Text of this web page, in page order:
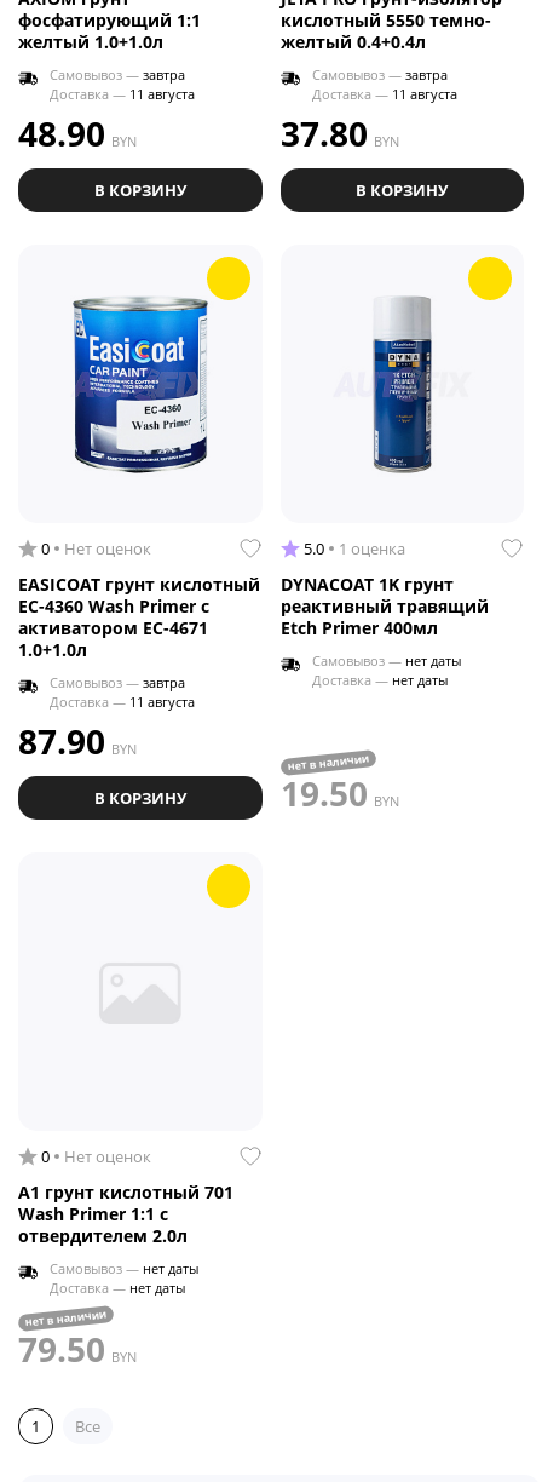
фосфатирующий 1:1
желтый 1.0+1.0л
Самовывоз — завтра
Доставка — 11 августа
48.90 BYN
В КОРЗИНУ
кислотный 5550 темно-
желтый 0.4+0.4л
Самовывоз — завтра
Доставка — 11 августа
37.80 BYN
В КОРЗИНУ
0 Нет оценок
EASICOAT грунт кислотный
EC-4360 Wash Primer с
активатором EC-4671
1.0+1.0л
Самовывоз — завтра
Доставка — 11 августа
87.90 BYN
В КОРЗИНУ
5.0 1 оценка
DYNACOAT 1K грунт
реактивный травящий
Etch Primer 400мл
Самовывоз — нет даты
Доставка — нет даты
нет в наличии
19.50 BYN
0 Нет оценок
A1 грунт кислотный 701
Wash Primer 1:1 с
отвердителем 2.0л
Самовывоз — нет даты
Доставка — нет даты
нет в наличии
79.50 BYN
1 Все